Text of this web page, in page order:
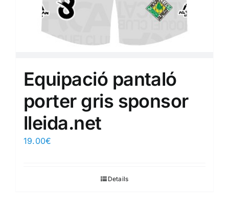
Equipació pantaló
porter gris sponsor
lleida.net
19.00€
Details